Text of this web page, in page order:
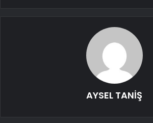
AYSEL TANİŞ